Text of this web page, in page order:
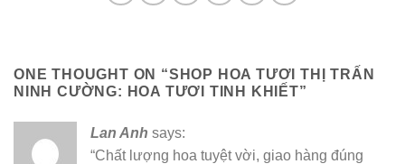
ONE THOUGHT ON “SHOP HOA TƯƠI THỊ TRẤN
NINH CƯỜNG: HOA TƯƠI TINH KHIẾT”
Lan Anh says:
“Chất lượng hoa tuyệt vời, giao hàng đúng